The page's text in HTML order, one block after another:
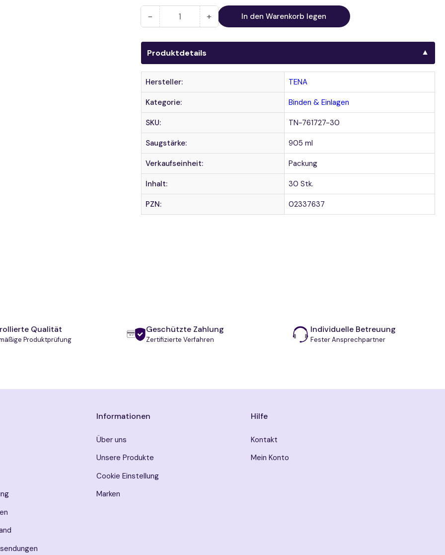
−Menge
für
TENA
-
Comfort
-
Mini
Super
Anzahl +Menge
für
-
-
Super
In den Warenkorb legen
Produktdetails
Hersteller: TENA
Kategorie: Binden & Einlagen
SKU: TN-761727-30
Saugstärke: 905 ml
Verkaufseinheit: Packung
Inhalt: 30 Stk.
PZN: 02337637
Qualität
Produktprüfung
Geschützte Zahlung
Zertifizierte Verfahren
Individuelle Betreuung
Fester Ansprechpartner
Informationen
Über uns
Unsere Produkte
Cookie Einstellung
Marken
Hilfe
Kontakt
Mein Konto